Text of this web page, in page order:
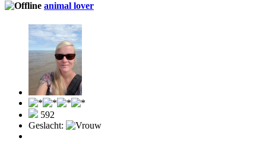
animal lover
592
Geslacht: